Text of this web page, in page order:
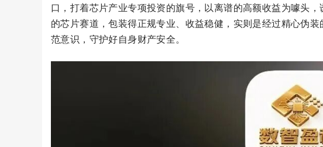
口，打着芯片产业专项投资的旗号，以离谱的高额收益为噱头
的芯片赛道，包装得正规专业、收益稳健，实则是经过精心伪
范意识，守护好自身财产安全。